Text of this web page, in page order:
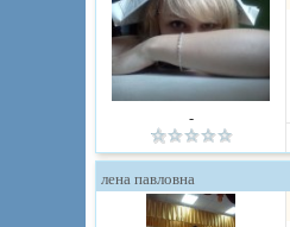
-
лена павловна